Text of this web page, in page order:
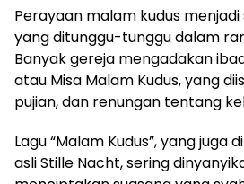
Perayaan malam kudus
yang ditunggu-tunggu dalam
Banyak gereja mengadakan
atau Misa Malam Kudus, yang
pujian, dan renungan tentang
Lagu “Malam Kudus”, yang juga
asli Stille Nacht, sering